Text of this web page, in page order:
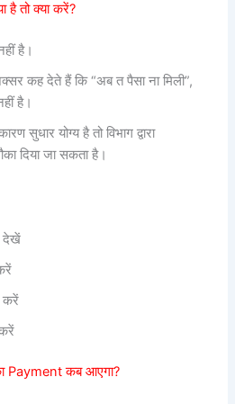
है तो क्या करें?
है।
कह देते हैं कि “अब त पैसा ना मिली”,
है।
सुधार योग्य है तो विभाग द्वारा
दिया जा सकता है।
देखें
करें
Payment कब आएगा?